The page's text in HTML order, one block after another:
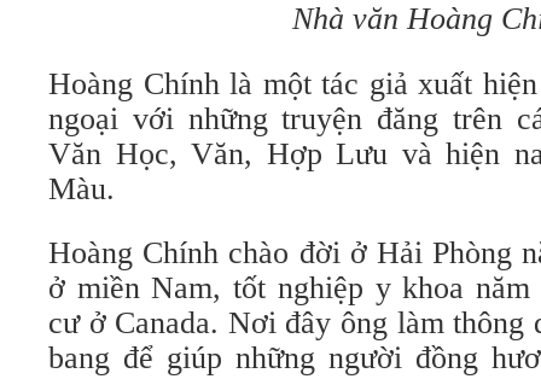
Nhà văn Hoàng
Hoàng Chính là một tác giả xuất
ngoại với những truyện đăng trên
Văn Học, Văn, Hợp Lưu và hiện
Màu.
Hoàng Chính chào đời ở Hải Phòng
ở miền Nam, tốt nghiệp y khoa
cư ở Canada. Nơi đây ông làm
bang để giúp những người đồng